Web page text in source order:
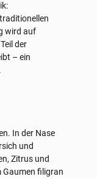
wird auf
der
– ein
In der Nase
und
Zitrus und
Gaumen filigran